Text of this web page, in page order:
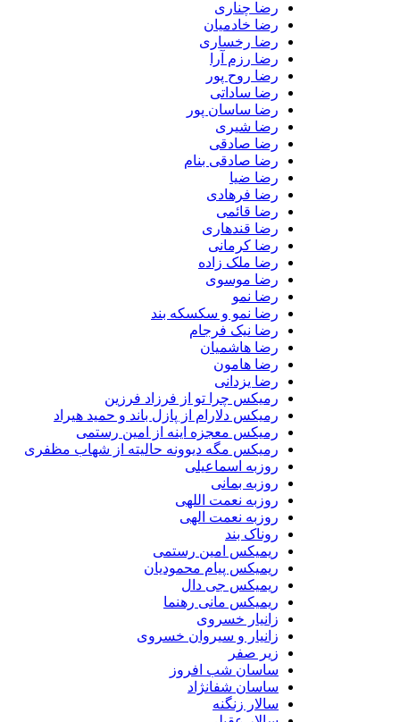
رضا چناری
رضا خادمیان
رضا رخساری
رضا رزم آرا
رضا روح پور
رضا ساداتی
رضا ساسان پور
رضا شیری
رضا صادقی
رضا صادقی بنام
رضا ضیا
رضا فرهادی
رضا قائمی
رضا قندهاری
رضا کرمانی
رضا ملک زاده
رضا موسوی
رضا نمو
رضا نمو و سکسکه بند
رضا نیک فرجام
رضا هاشمیان
رضا هامون
رضا یزدانی
رمیکس چرا تو از فرزاد فرزین
رمیکس دلارام از پازل باند و حمید هیراد
رمیکس معجزه اینه از امین رستمی
رمیکس مگه دیوونه حالیته از شهاب مظفری
روزبه اسماعیلی
روزبه بمانی
روزبه نعمت اللهی
روزبه نعمت الهی
روناک بند
ریمیکس امین رستمی
ریمیکس پیام محمودیان
ریمیکس جی دال
ریمیکس مانی رهنما
زانیار خسروی
زانیار و سیروان خسروی
زیر صفر
ساسان شب افروز
ساسان شفانژاد
سالار زنگنه